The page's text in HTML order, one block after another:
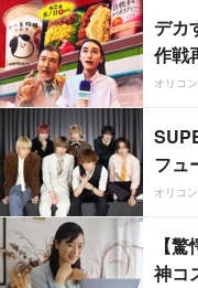
デカ
作戦
オリコ
フュ
オリコ
【
神コ